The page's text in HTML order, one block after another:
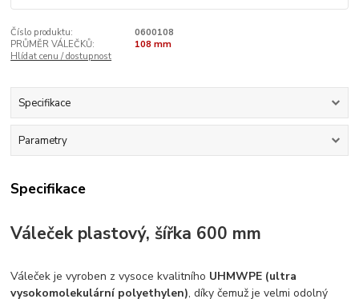
Číslo produktu:
0600108
PRŮMĚR VÁLEČKŮ:
108 mm
Hlídat cenu / dostupnost
Specifikace
Parametry
Specifikace
Váleček plastový, šířka 600 mm
Váleček je vyroben z vysoce kvalitního UHMWPE (ultra
vysokomolekulární polyethylen), díky čemuž je velmi odolný